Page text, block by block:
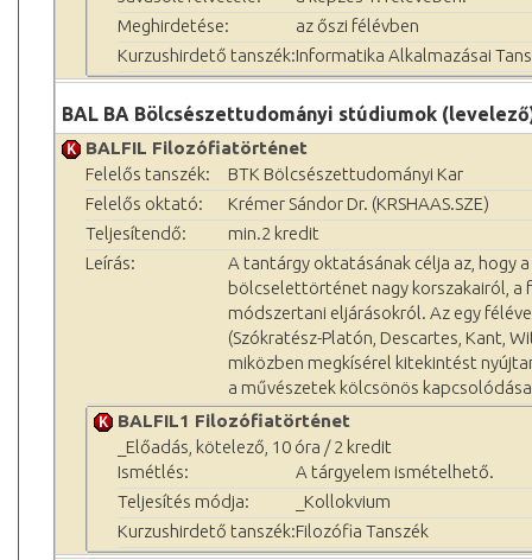
Meghirdetése:
az őszi félévben
Kurzushirdető tanszék:Informatika Alkalmazásai
BAL BA Bölcsészettudományi stúdiumok
BALFIL Filozófiatörténet
Felelős tanszék:
BTK Bölcsészettudományi Kar
Felelős oktató:
Krémer Sándor Dr. (KRSHAAS.SZE)
Teljesítendő:
min.2 kredit
Leírás:
A tantárgy oktatásának célja az, hogy
bölcselettörténet nagy korszakairól,
módszertani eljárásokról. Az egy
(Szókratész-Platón, Descartes, Kant,
miközben megkísérel kitekintést
a művészetek kölcsönös
BALFIL1 Filozófiatörténet
_Előadás, kötelező, 10 óra / 2 kredit
Ismétlés:
A tárgyelem ismételhető.
Teljesítés módja:
_Kollokvium
Kurzushirdető tanszék:Filozófia Tanszék